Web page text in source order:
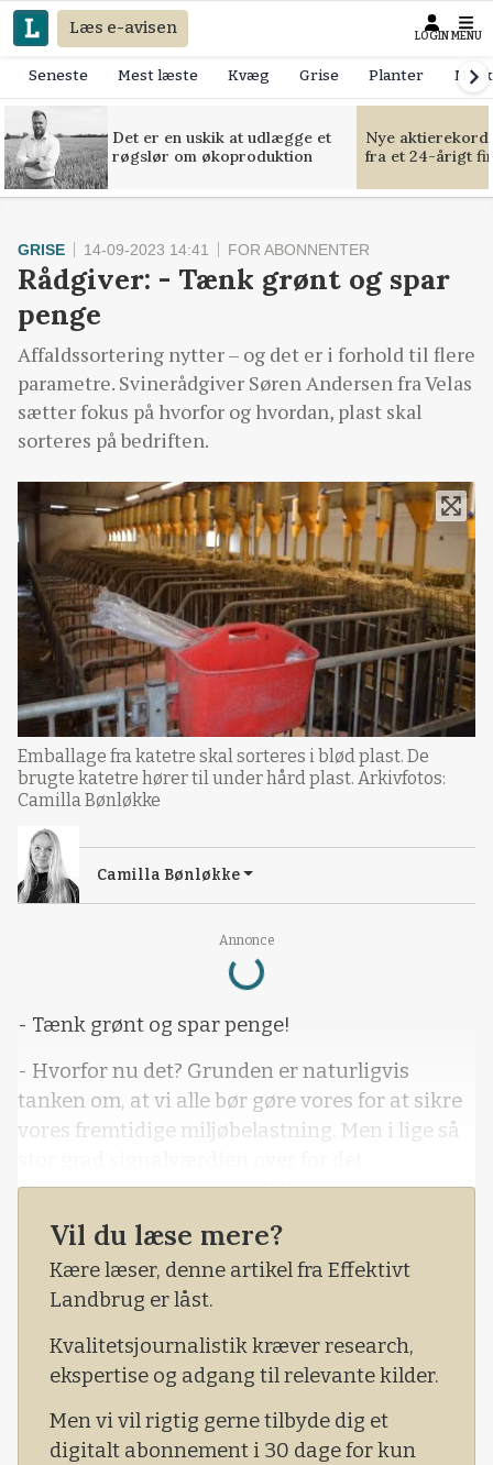
Læs e-avisen LOGIN MENU
Seneste Mest læste Kvæg Grise Planter
Det er en uskik at udlægge et
røgslør om økoproduktion
Nye
fra et 24-årigt
Annonce
Loading...
GRISE 14-09-2023 14:41 FOR ABONNENTER
Rådgiver: - Tænk grønt og spar
penge
Affaldssortering nytter – og det er i forhold til flere
parametre. Svinerådgiver Søren Andersen fra Velas
sætter fokus på hvorfor og hvordan, plast skal
sorteres på bedriften.
Emballage fra katetre skal sorteres i blød plast. De
brugte katetre hører til under hård plast. Arkivfotos:
Camilla Bønløkke
Camilla Bønløkke
- Tænk grønt og spar penge!
- Hvorfor nu det? Grunden er naturligvis
tanken om, at vi alle bør gøre vores for at sikre
vores fremtidige miljøbelastning. Men i lige så
omkringstående samfund! Ved at vise, at vi i
landbruget vælger at træde forrest i den
»grønne« tankerække.
Vil du læse mere?
Kære læser, denne artikel fra Effektivt
Landbrug er låst.
Kvalitetsjournalistik kræver research,
ekspertise og adgang til relevante kilder.
Men vi vil rigtig gerne tilbyde dig et
digitalt abonnement i 30 dage for kun